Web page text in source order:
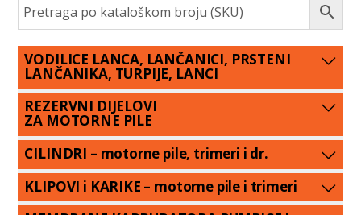
VODILICE LANCA, LANČANICI, PRSTENI
LANČANIKA, TURPIJE, LANCI
REZERVNI DIJELOVI
ZA MOTORNE PILE
CILINDRI – motorne pile, trimeri i dr.
KLIPOVI i KARIKE – motorne pile i trimeri